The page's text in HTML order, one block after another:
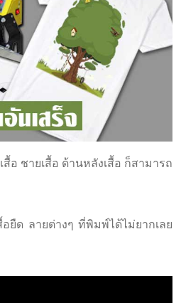
อ ชายเสื้อ ด้านหลังเสื้อ ก็สามารถ
ยืด ลายต่างๆ ที่พิมพ์ได้ไม่ยากเลย